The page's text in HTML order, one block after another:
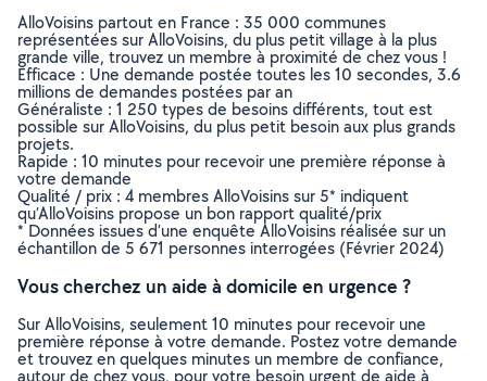
AlloVoisins partout en France : 35 000 communes
représentées sur AlloVoisins, du plus petit village à la plus
grande ville, trouvez un membre à proximité de chez vous !
Efficace : Une demande postée toutes les 10 secondes, 3.6
millions de demandes postées par an
Généraliste : 1 250 types de besoins différents, tout est
possible sur AlloVoisins, du plus petit besoin aux plus grands
projets.
Rapide : 10 minutes pour recevoir une première réponse à
votre demande
Qualité / prix : 4 membres AlloVoisins sur 5* indiquent
qu’AlloVoisins propose un bon rapport qualité/prix
* Données issues d’une enquête AlloVoisins réalisée sur un
échantillon de 5 671 personnes interrogées (Février 2024)
Vous cherchez un aide à domicile en urgence ?
Sur AlloVoisins, seulement 10 minutes pour recevoir une
première réponse à votre demande. Postez votre demande
et trouvez en quelques minutes un membre de confiance,
autour de chez vous, pour votre besoin urgent de aide à